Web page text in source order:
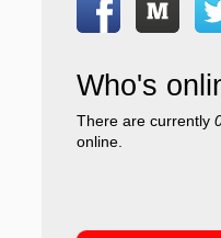
Who's
There are currently
online.